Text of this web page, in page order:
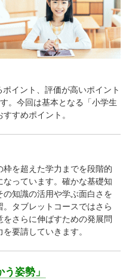
イント、評価が高いポイント
。今回は基本となる「小学生
すめポイント。
を超えた学力までを段階的
っています。確かな基礎知
知識の活用や学ぶ面白さを
タブレットコースではさら
さらに伸ばすための発展問
要請していきます。
姿勢」